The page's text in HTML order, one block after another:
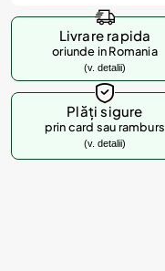
Livrare rapida
oriunde in Romania
(v. detalii)
Plăți sigure
prin card sau ramburs
(v. detalii)